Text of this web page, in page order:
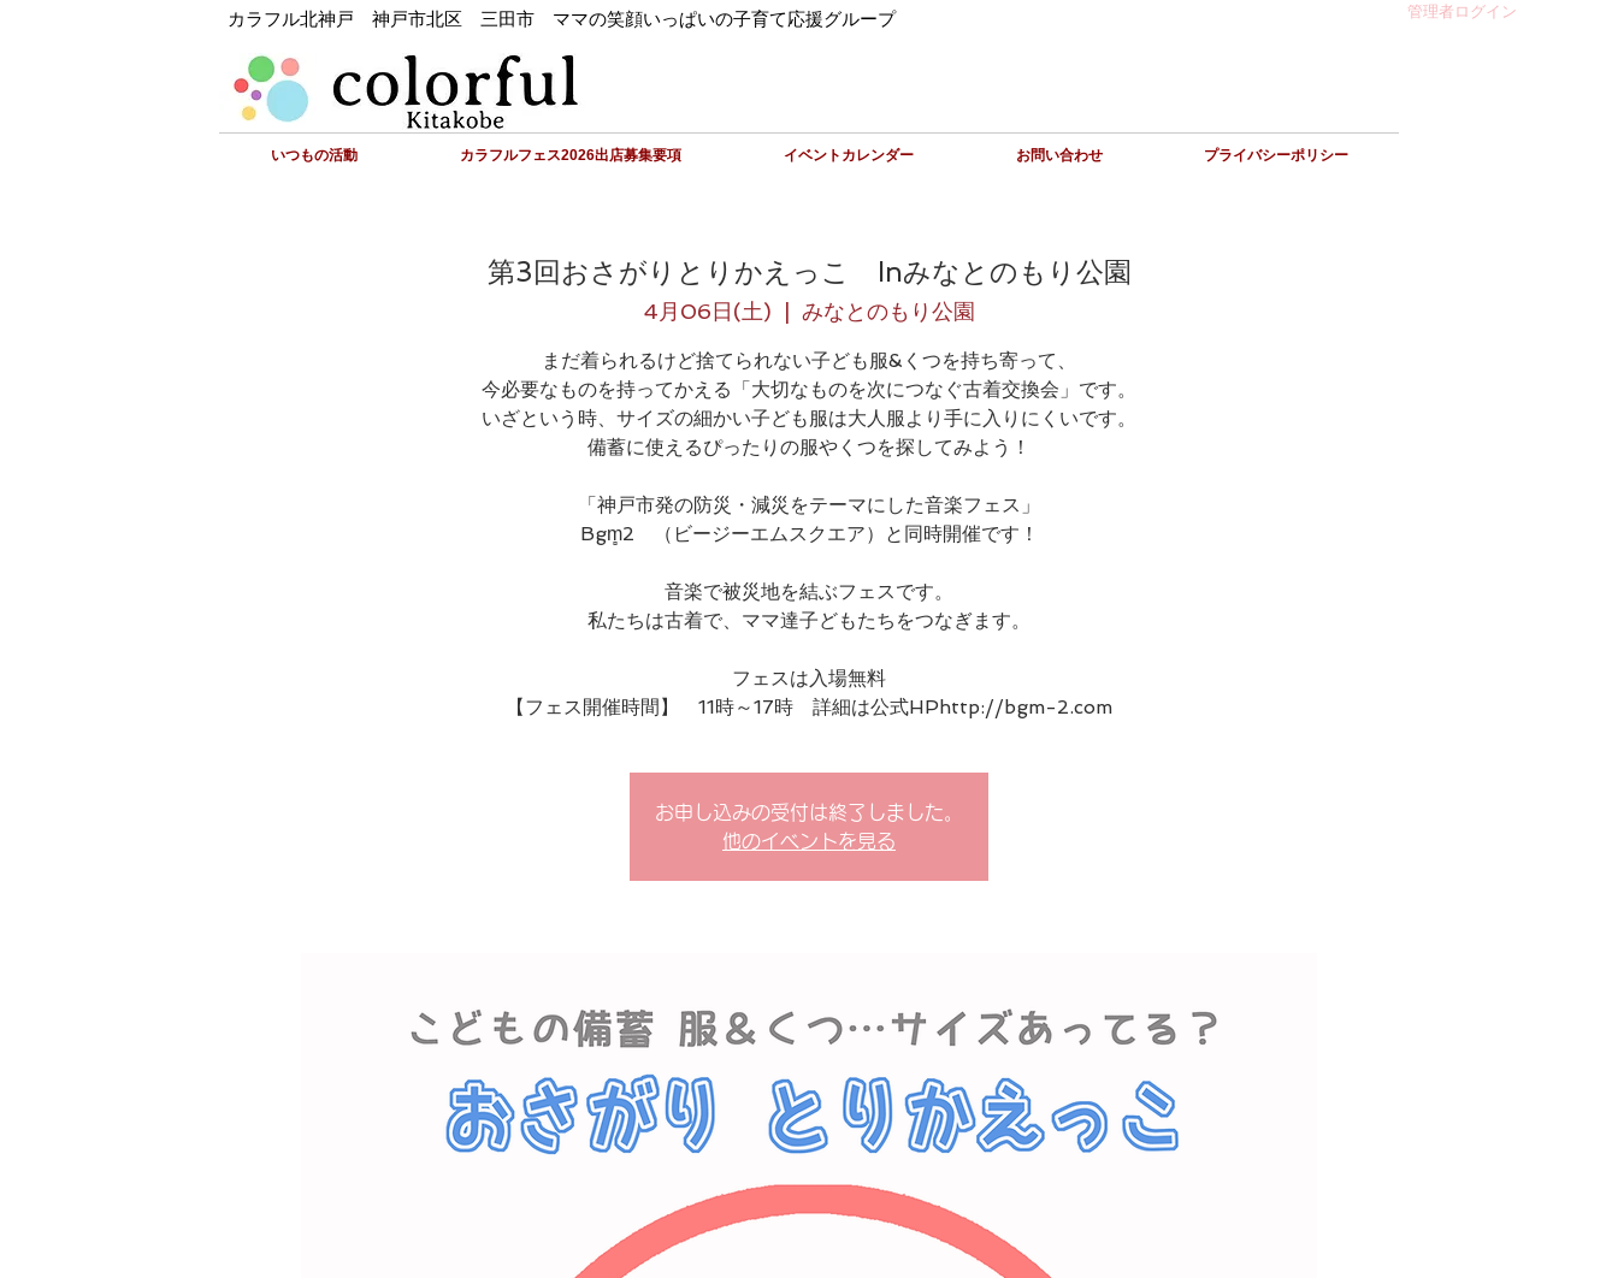
カラフル北神戸 神戸市北区 三田市 ママの笑顔いっぱいの子育て応援グループ 管理者ログイン
いつもの活動 カラフルフェス2026出店募集要項 イベントカレンダー お問い合わせ プライバシーポリシー
第3回おさがりとりかえっこ Inみなとのもり公園
4月06日(土) みなとのもり公園
まだ着られるけど捨てられない子ども服&くつを持ち寄って、
今必要なものを持ってかえる「大切なものを次につなぐ古着交換会」です。
いざという時、サイズの細かい子ども服は大人服より手に入りにくいです。
備蓄に使えるぴったりの服やくつを探してみよう！
「神戸市発の防災・減災をテーマにした音楽フェス」
Bgm̻2 （ビージーエムスクエア）と同時開催です！
音楽で被災地を結ぶフェスです。
私たちは古着で、ママ達子どもたちをつなぎます。
フェスは入場無料
お申し込みの受付は終了しました。
他のイベントを見る